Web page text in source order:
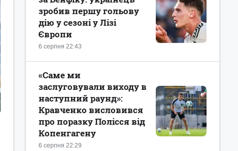
6 серпня 22:43
зробив першу гольову
дію у сезоні у Лізі
Європи
6 серпня 22:29
«Саме ми
заслуговували виходу в
наступний раунд»:
Кравченко висловився
про поразку Полісся від
Копенгагену